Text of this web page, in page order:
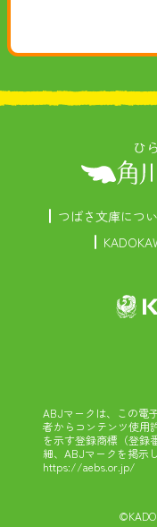
つばさ文庫につ
ABJマークは、この電
者からコンテンツ使用
を示す登録商標（登録
細、ABJマークを掲示
https://aebs.or.jp/